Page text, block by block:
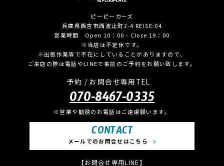
ピーピーカーズ
兵庫県西宮市西波止町2-4 REISE:04
営業時間 Open 10：00 - Close 19：00
※当店は不定休です。
※出張作業等で不在にしていることがありますので、
ご来店の際は電話やLINEで事前のご予約をお願い致します。
予約 / お問合せ専用TEL
070-8467-0335
※営業や勧誘のお電話はご遠慮願います。
CONTACT
メールでのお問合せはこちら
【お問合せ専用LINE】